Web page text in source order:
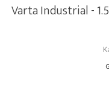
Varta Industrial -